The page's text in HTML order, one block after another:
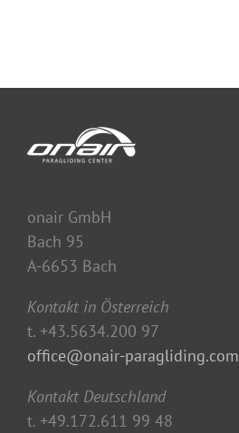
onair GmbH
Bach 95
A-6653 Bach
Kontakt in Österreich
t. +43.5634.200 97
office@onair-paragliding.com
Kontakt Deutschland
t. +49.172.611 99 48